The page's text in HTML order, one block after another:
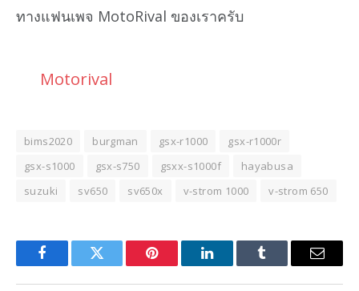
ทางแฟนเพจ MotoRival ของเราครับ
Motorival
bims2020 burgman gsx-r1000
gsx-r1000r
gsx-s1000
gsx-s750 gsxx-s1000f
hayabusa
suzuki
sv650 sv650x v-strom 1000 v-strom 650
FacebookTwitter Pinterest LinkedInTumblr Email